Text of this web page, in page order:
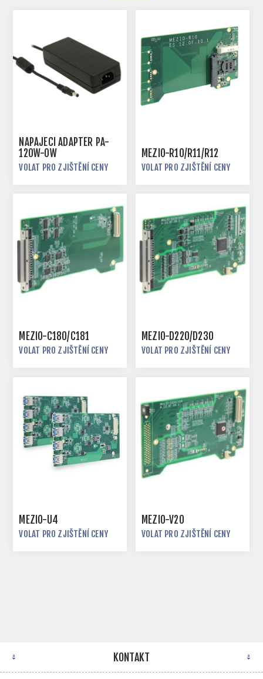
NAPÁJECÍ ADAPTÉR PA-
120W-OW
VOLAT PRO ZJIŠTĚNÍ CENY
MEZIO-R10/R11/R12
VOLAT PRO ZJIŠTĚNÍ CENY
MEZIO-C180/C181
VOLAT PRO ZJIŠTĚNÍ CENY
MEZIO-D220/D230
VOLAT PRO ZJIŠTĚNÍ CENY
MEZIO-U4
VOLAT PRO ZJIŠTĚNÍ CENY
MEZIO-V20
VOLAT PRO ZJIŠTĚNÍ CENY
KONTAKT